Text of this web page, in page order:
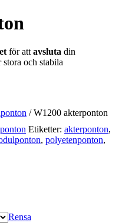
för att avsluta din
och stabila
/W1200 akterponton
Etiketter: akterponton,
, polyetenponton,
Rensa